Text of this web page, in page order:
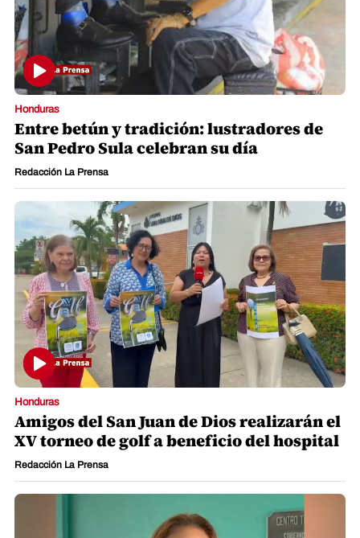
Honduras
Entre betún y tradición: lustradores de
San Pedro Sula celebran su día
Redacción La Prensa
Honduras
Amigos del San Juan de Dios realizarán el
XV torneo de golf a beneficio del hospital
Redacción La Prensa